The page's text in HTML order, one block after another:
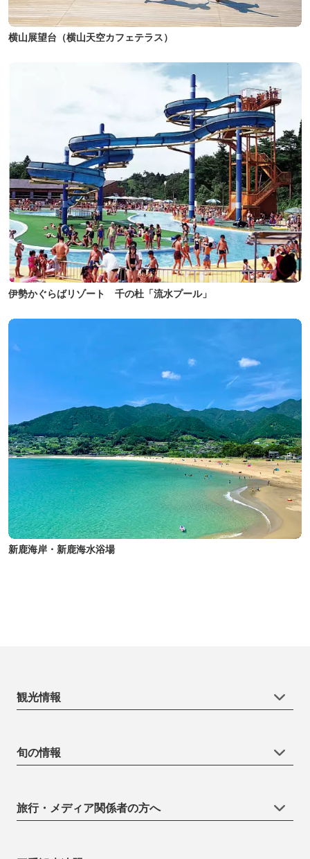
横山展望台（横山天空カフェテラス）
伊勢かぐらばリゾート 千の杜「流水プール」
新鹿海岸・新鹿海水浴場
観光情報
旬の情報
旅行・メディア関係者の方へ